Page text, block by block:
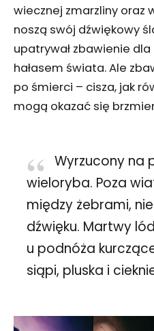
wiecznej zmarzliny oraz
noszą swój dźwiękowy
upatrywał zbawienie
hałasem świata. Ale
po śmierci – cisza, jak
mogą okazać się
Wyrzucony na
wieloryba. Poza
między żebrami,
dźwięku. Martwy
u podnóża
siąpi, pluska i